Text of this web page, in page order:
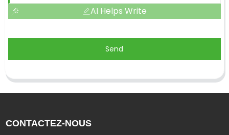
AI Helps Write
Send
CONTACTEZ-NOUS